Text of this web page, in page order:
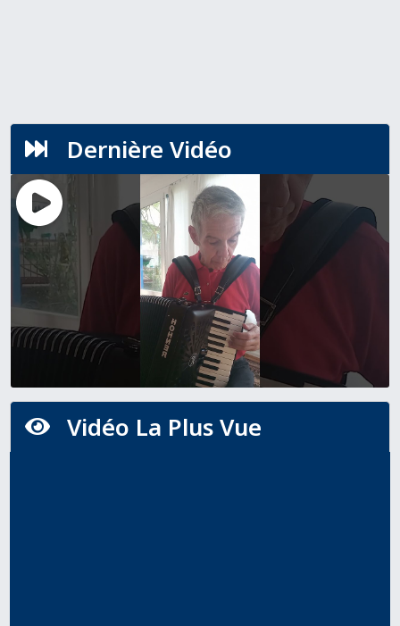
 Dernière Vidéo
 Vidéo La Plus Vue